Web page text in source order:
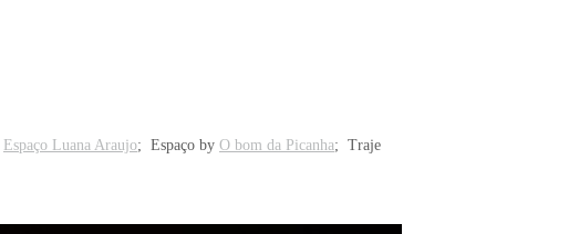
Espaço Luana Araujo; Espaço by O bom da Picanha; Traje